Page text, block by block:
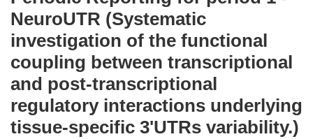
NeuroUTR (Systematic
investigation of the functional
coupling between transcriptional
and post-transcriptional
regulatory interactions underlying
tissue-specific 3'UTRs variability.)